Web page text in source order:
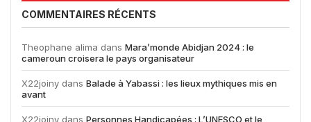
COMMENTAIRES RÉCENTS
Theophane alima dans Mara’monde Abidjan 2024 : le
cameroun croisera le pays organisateur
X22joiny dans Balade à Yabassi : les lieux mythiques mis en
avant
X22joiny dans Personnes Handicapées : L’UNESCO et le